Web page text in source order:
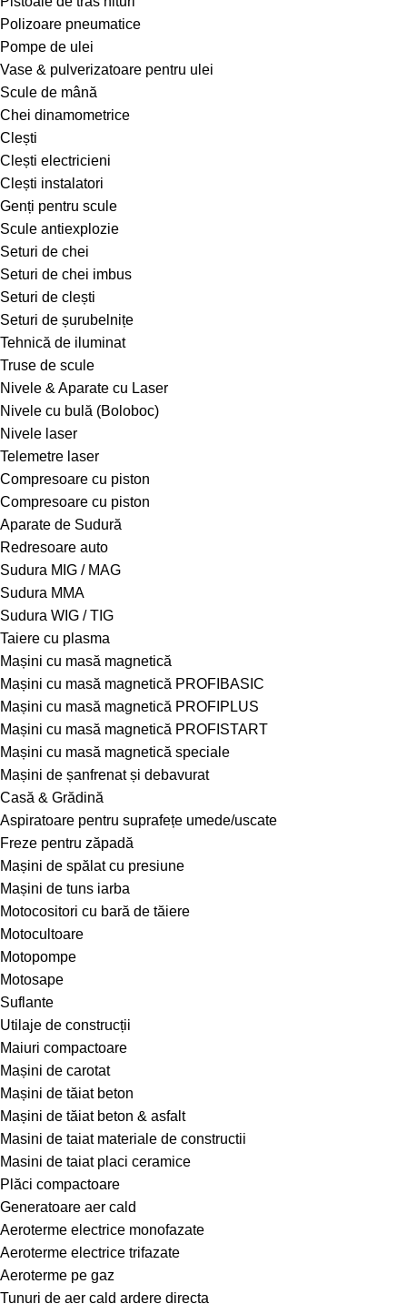
Polizoare pneumatice
Pompe de ulei
Vase & pulverizatoare pentru ulei
Scule de mână
Chei dinamometrice
Clești
Clești electricieni
Clești instalatori
Genți pentru scule
Scule antiexplozie
Seturi de chei
Seturi de chei imbus
Seturi de clești
Seturi de șurubelnițe
Tehnică de iluminat
Truse de scule
Nivele & Aparate cu Laser
Nivele cu bulă (Boloboc)
Nivele laser
Telemetre laser
Compresoare cu piston
Compresoare cu piston
Aparate de Sudură
Redresoare auto
Sudura MIG / MAG
Sudura MMA
Sudura WIG / TIG
Taiere cu plasma
Mașini cu masă magnetică
Mașini cu masă magnetică PROFIBASIC
Mașini cu masă magnetică PROFIPLUS
Mașini cu masă magnetică PROFISTART
Mașini cu masă magnetică speciale
Mașini de șanfrenat și debavurat
Casă & Grădină
Aspiratoare pentru suprafețe umede/uscate
Freze pentru zăpadă
Mașini de spălat cu presiune
Mașini de tuns iarba
Motocositori cu bară de tăiere
Motocultoare
Motopompe
Motosape
Suflante
Utilaje de construcții
Maiuri compactoare
Mașini de carotat
Mașini de tăiat beton
Mașini de tăiat beton & asfalt
Masini de taiat materiale de constructii
Masini de taiat placi ceramice
Plăci compactoare
Generatoare aer cald
Aeroterme electrice monofazate
Aeroterme electrice trifazate
Aeroterme pe gaz
Tunuri de aer cald ardere directa